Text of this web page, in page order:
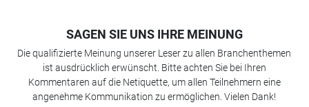
SAGEN SIE UNS IHRE MEINUNG
Die qualifizierte Meinung unserer Leser zu allen Branchenthemen
ist ausdrücklich erwünscht. Bitte achten Sie bei Ihren
Kommentaren auf die Netiquette, um allen Teilnehmern eine
angenehme Kommunikation zu ermöglichen. Vielen Dank!